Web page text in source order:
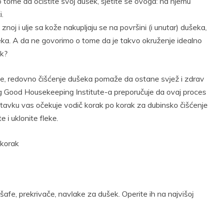
i ulje sa kože nakupljaju se na površini (i unutar) dušeka,
A da ne govorimo o tome da je takvo okruženje idealno
redovno čišćenje dušeka pomaže da ostane svjež i zdrav
Housekeeping Institute-a preporučuje da ovaj proces
vas očekuje vodič korak po korak za dubinsko čišćenje
i uklonite fleke.
prekrivače, navlake za dušek. Operite ih na najvišoj